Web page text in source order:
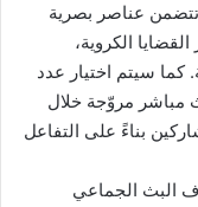
عناصر بصرية
الكروية،
كما سيتم اختيار عدد
مروّجة خلال
بناءً على التفاعل
البث الجماعي